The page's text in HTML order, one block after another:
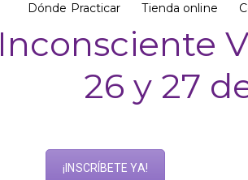
Dónde Practicar Tienda online
Inconsciente
26 y 27
¡INSCRÍBETE YA!